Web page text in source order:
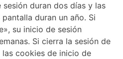
duran dos días y las
duran un año. Si
su inicio de sesión
Si cierra la sesión de
las cookies de inicio de